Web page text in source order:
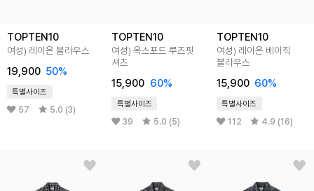
TOPTEN10
여성) 레이온 블라우스
19,900 50%
특별사이즈
57 5.0 (3)
TOPTEN10
여성) 옥스포드 루즈핏
셔츠
15,900 60%
특별사이즈
39 5.0 (5)
TOPTEN10
여성) 레이온 베이직
블라우스
15,900 60%
특별사이즈
112 4.9 (16)